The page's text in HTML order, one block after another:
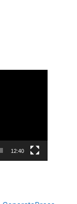
12:40